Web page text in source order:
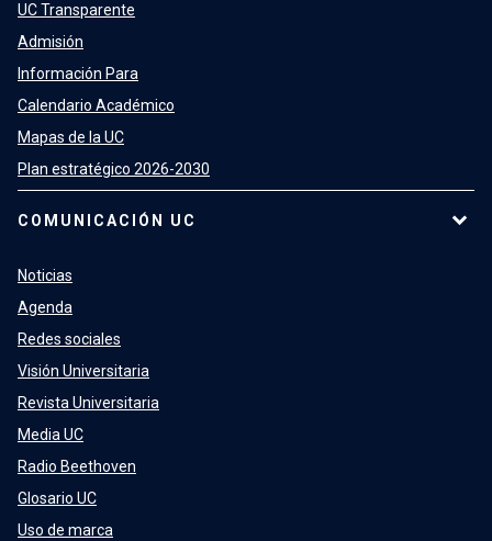
UC Transparente
Admisión
Información Para
Calendario Académico
Mapas de la UC
Plan estratégico 2026-2030
COMUNICACIÓN UC
Noticias
Agenda
Redes sociales
Visión Universitaria
Revista Universitaria
Media UC
Radio Beethoven
Glosario UC
Uso de marca